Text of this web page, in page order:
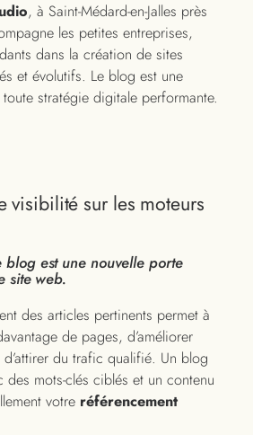
, à Saint-Médard-en-Jalles près
les petites entreprises,
dans la création de sites
et évolutifs. Le blog est une
stratégie digitale performante.
visibilité sur les moteurs
est une nouvelle porte
site web.
des articles pertinents permet à
de pages, d’améliorer
du trafic qualifié. Un blog
des mots-clés ciblés et un contenu
votre référencement